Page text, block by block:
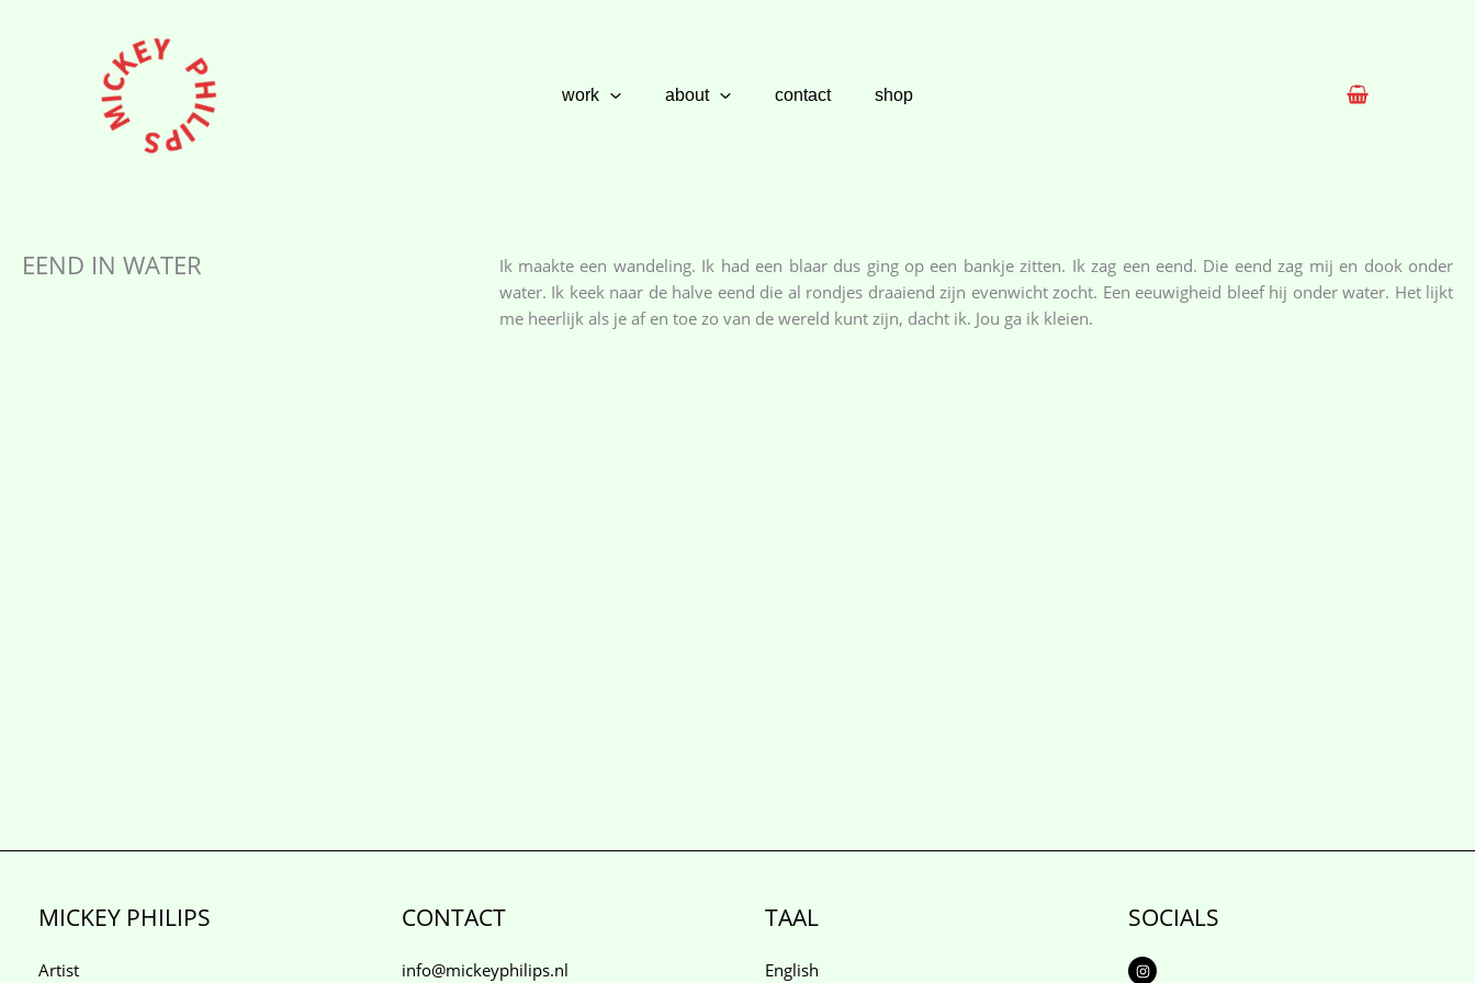
work about contact shop
EEND IN WATER
Ik maakte een wandeling. Ik had een blaar dus ging op een bankje zitten. Ik zag een eend. Die eend zag mij en dook onder
water. Ik keek naar de halve eend die al rondjes draaiend zijn evenwicht zocht. Een eeuwigheid bleef hij onder water. Het lijkt
me heerlijk als je af en toe zo van de wereld kunt zijn, dacht ik. Jou ga ik kleien.
MICKEY PHILIPS
Artist
CONTACT
info@mickeyphilips.nl
TAAL
English
SOCIALS
I
n